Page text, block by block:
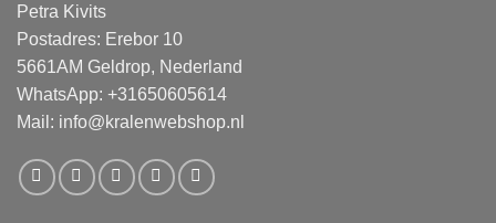
Petra Kivits
Postadres: Erebor 10
5661AM Geldrop, Nederland
WhatsApp: +31650605614
Mail: info@kralenwebshop.nl